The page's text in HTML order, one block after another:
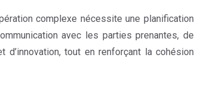
complexe nécessite une planification
avec les parties prenantes, de
tout en renforçant la cohésion